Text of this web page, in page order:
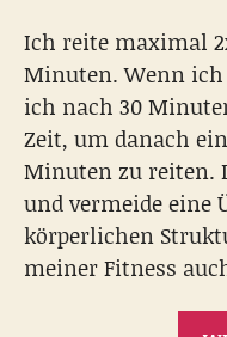
Ich reite maximal
Minuten. Wenn
ich nach 30
Zeit, um danach
Minuten zu reiten.
und vermeide eine
körperlichen
meiner Fitness